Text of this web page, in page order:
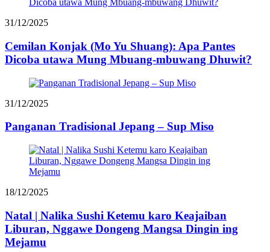
31/12/2025
Cemilan Konjak (Mo Yu Shuang): Apa Pantes
Dicoba utawa Mung Mbuang-mbuwang Dhuwit?
31/12/2025
Panganan Tradisional Jepang – Sup Miso
18/12/2025
Natal | Nalika Sushi Ketemu karo Keajaiban
Liburan, Nggawe Dongeng Mangsa Dingin ing
Mejamu